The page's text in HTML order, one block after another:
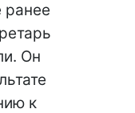
ранее
Он
к